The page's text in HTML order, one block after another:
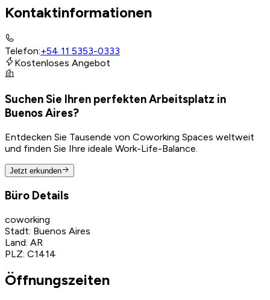
Kontaktinformationen
Telefon:+54 11 5353-0333
Kostenloses Angebot
Suchen Sie Ihren perfekten Arbeitsplatz in
Buenos Aires?
Entdecken Sie Tausende von Coworking Spaces weltweit
und finden Sie Ihre ideale Work-Life-Balance.
Jetzt erkunden
Büro Details
coworking
Stadt: Buenos Aires
Land: AR
PLZ: C1414
Öffnungszeiten